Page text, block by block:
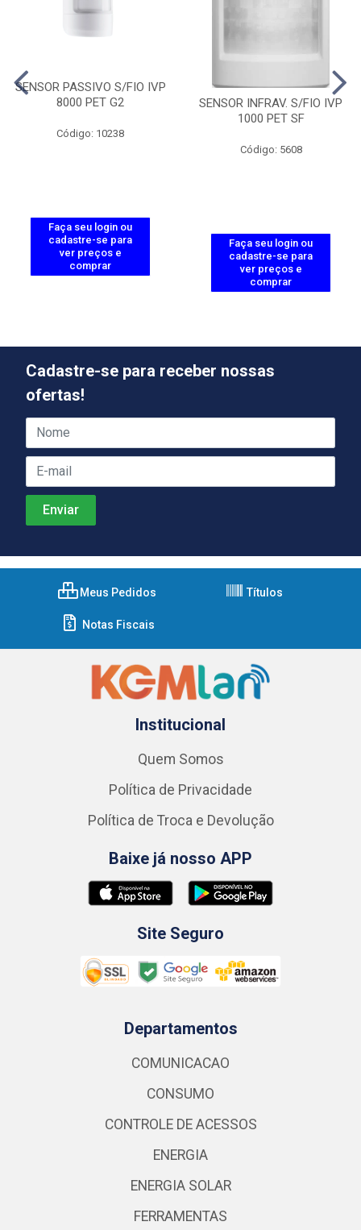
SENSOR PASSIVO S/FIO IVP
8000 PET G2
Código: 10238
Faça seu login ou
cadastre-se para
ver preços e
comprar
SENSOR INFRAV. S/FIO IVP
1000 PET SF
Código: 5608
Faça seu login ou
cadastre-se para
ver preços e
comprar
Cadastre-se para receber nossas
ofertas!
Meus Pedidos Títulos
Notas Fiscais
Institucional
Quem Somos
Política de Privacidade
Política de Troca e Devolução
Baixe já nosso APP
Site Seguro
Departamentos
COMUNICACAO
CONSUMO
CONTROLE DE ACESSOS
ENERGIA
ENERGIA SOLAR
FERRAMENTAS